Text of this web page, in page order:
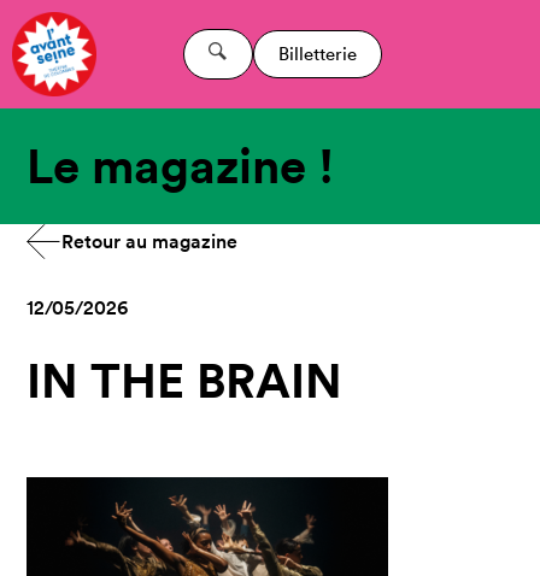
Billetterie
Le magazine !
Retour au magazine
12/05/2026
IN THE BRAIN